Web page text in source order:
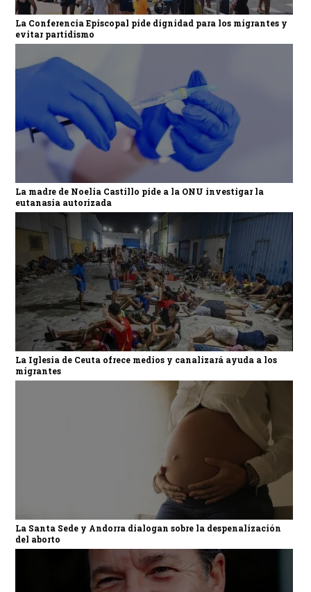
La Conferencia Episcopal pide dignidad para los migrantes y
evitar partidismo
La madre de Noelia Castillo pide a la ONU investigar la
eutanasia autorizada
La Iglesia de Ceuta ofrece medios y canalizará ayuda a los
migrantes
La Santa Sede y Andorra dialogan sobre la despenalización
del aborto